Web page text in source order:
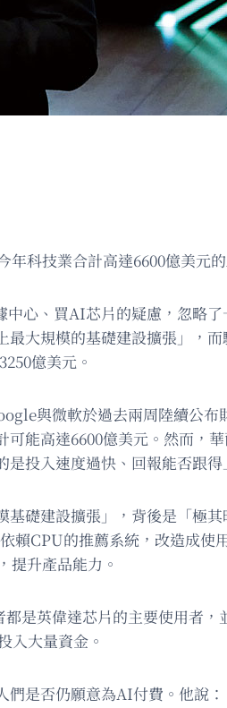
科技業合計高達6600億美元
心、買AI芯片的疑慮，忽略
大規模的基礎建設擴張」，
億美元。
與微軟於過去兩周陸續公
能高達6600億美元。然而
投入速度過快、回報能否跟得
礎建設擴張」，背後是「極
賴CPU的推薦系統，改造成
提升產品能力。
英偉達芯片的主要使用者，
入大量資金。
是否仍願意為AI付費。他說